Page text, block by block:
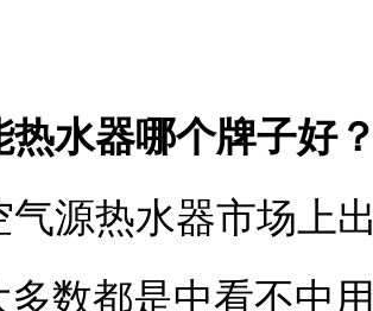
水器哪个牌子好
源热水器市场上
多数都是中看不中